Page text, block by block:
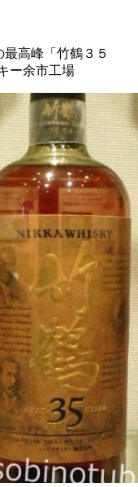
最高峰「竹鶴３５
ー余市工場